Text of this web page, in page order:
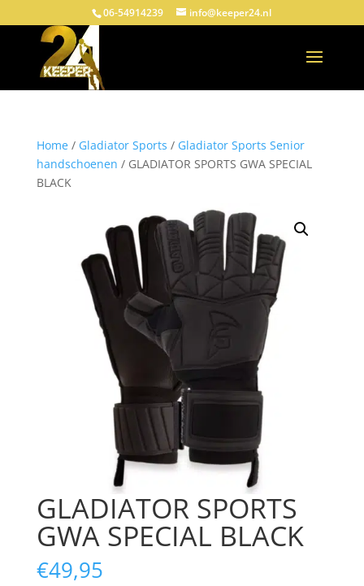
06-54914239 info@keeper24.nl
Home/ Gladiator Sports / Gladiator Sports Senior
handschoenen / GLADIATOR SPORTS GWA SPECIAL
BLACK
GLADIATOR SPORTS
GWA SPECIAL BLACK
€49,95